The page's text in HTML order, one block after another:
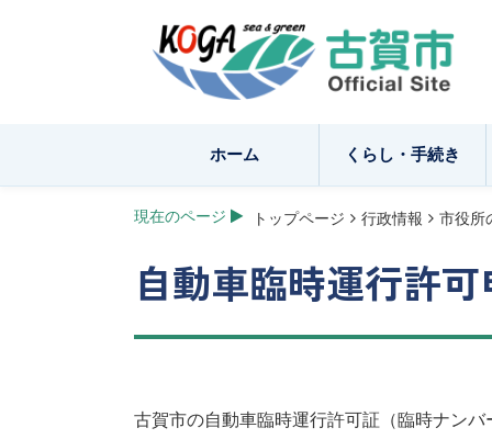
ホーム くらし・手続き
現在のページ トップページ 行政情報 市役所
自動車臨時運行許可
古賀市の自動車臨時運行許可証（臨時ナン